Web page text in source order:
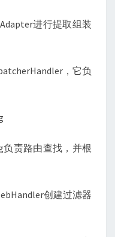
进行提取组装
，它负
负责路由查找，并根
创建过滤器